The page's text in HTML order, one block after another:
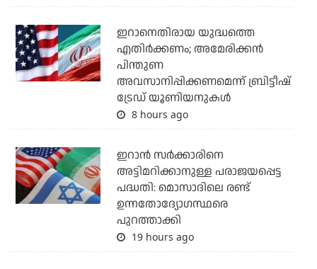
ഇറാനെതിരായ യുദ്ധത്തെ
എതിര്‍ക്കണം; അമേരിക്കന്‍
പിന്തുണ
അവസാനിപ്പിക്കണമെന്ന് ബ്രിട്ടീഷ്
ട്രേഡ് യൂണിയനുകള്‍
8 hours ago
ഇറാന്‍ സര്‍ക്കാരിനെ
അട്ടിമറിക്കാനുള്ള പരാജയപ്പെട്ട
പദ്ധതി: മൊസാദിലെ രണ്ട്
ഉന്നതോദ്യോഗസ്ഥരെ
പുറത്താക്കി
19 hours ago